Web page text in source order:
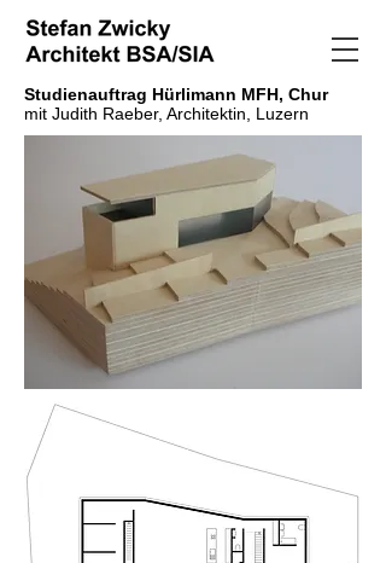
Studienauftrag Hürlimann MFH, Chur
mit Judith Raeber, Architektin, Luzern